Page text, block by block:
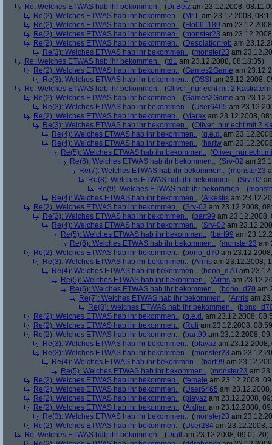
Re: Welches ETWAS hab ihr bekommen.. (Dr.Betz am 23.12.2008,
Re(2): Welches ETWAS hab ihr bekommen.. (Mr L am 23.12.2008,
Re(2): Welches ETWAS hab ihr bekommen.. (Flo061180 am
Re(2): Welches ETWAS hab ihr bekommen.. (monster23 am
Re(2): Welches ETWAS hab ihr bekommen.. (Desolationrob am
Re(3): Welches ETWAS hab ihr bekommen.. (monster23 am
Re: Welches ETWAS hab ihr bekommen.. (td1 am 23.12.2008, 08:18:35)
Re(2): Welches ETWAS hab ihr bekommen.. (Games2Game am
Re(3): Welches ETWAS hab ihr bekommen.. (OSSI am 23.12.2008,
Re: Welches ETWAS hab ihr bekommen.. (Oliver_nur echt mit 2
Re(2): Welches ETWAS hab ihr bekommen.. (Games2Game am
Re(3): Welches ETWAS hab ihr bekommen.. (User6465 am
Re(2): Welches ETWAS hab ihr bekommen.. (Marax am 23.12.2008,
Re(3): Welches ETWAS hab ihr bekommen.. (Oliver_nur echt mit 2
Re(4): Welches ETWAS hab ihr bekommen.. (q.e.d. am
Re(4): Welches ETWAS hab ihr bekommen.. (hariw am
Re(5): Welches ETWAS hab ihr bekommen.. (Oliver_nur echt
Re(6): Welches ETWAS hab ihr bekommen.. (Srv-02 am
Re(7): Welches ETWAS hab ihr bekommen.. (monster23
Re(8): Welches ETWAS hab ihr bekommen.. (Srv-02
Re(9): Welches ETWAS hab ihr bekommen.. (
Re(4): Welches ETWAS hab ihr bekommen.. (Alkestis am
Re(2): Welches ETWAS hab ihr bekommen.. (Srv-02 am 23.12.2008,
Re(3): Welches ETWAS hab ihr bekommen.. (bart99 am 23.12.2008,
Re(4): Welches ETWAS hab ihr bekommen.. (Srv-02 am
Re(5): Welches ETWAS hab ihr bekommen.. (bart99 am
Re(6): Welches ETWAS hab ihr bekommen.. (monster23 am
Re(2): Welches ETWAS hab ihr bekommen.. (bono_d70 am
Re(3): Welches ETWAS hab ihr bekommen.. (Arrris am 23.12.2008,
Re(4): Welches ETWAS hab ihr bekommen.. (bono_d70 am
Re(5): Welches ETWAS hab ihr bekommen.. (Arrris am
Re(6): Welches ETWAS hab ihr bekommen.. (bono_d70 am
Re(7): Welches ETWAS hab ihr bekommen.. (Arrris am
Re(8): Welches ETWAS hab ihr bekommen.. (
Re(2): Welches ETWAS hab ihr bekommen.. (q.e.d. am 23.12.2008,
Re(2): Welches ETWAS hab ihr bekommen.. (Roli am 23.12.2008,
Re(2): Welches ETWAS hab ihr bekommen.. (bart99 am 23.12.2008,
Re(3): Welches ETWAS hab ihr bekommen.. (playaz am 23.12.2008,
Re(3): Welches ETWAS hab ihr bekommen.. (monster23 am
Re(4): Welches ETWAS hab ihr bekommen.. (bart99 am
Re(5): Welches ETWAS hab ihr bekommen.. (monster23 am
Re(2): Welches ETWAS hab ihr bekommen.. (female am 23.12.2008,
Re(2): Welches ETWAS hab ihr bekommen.. (User6465 am
Re(2): Welches ETWAS hab ihr bekommen.. (playaz am 23.12.2008,
Re(2): Welches ETWAS hab ihr bekommen.. (Ardjan am 23.12.2008,
Re(3): Welches ETWAS hab ihr bekommen.. (monster23 am
Re(2): Welches ETWAS hab ihr bekommen.. (User284 am 23.12.2008,
Re: Welches ETWAS hab ihr bekommen.. (Diall
am 23.12.2008, 09:01:20)